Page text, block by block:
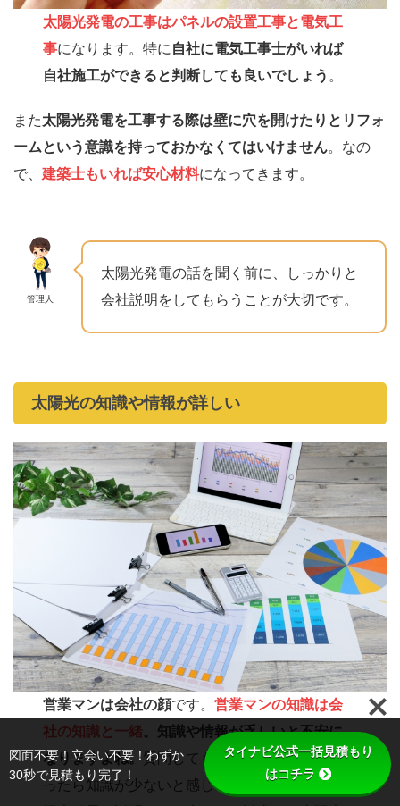
太陽光発電の工事はパネルの設置工事と電気工
事になります。特に 自社に電気工事士がいれば
自社施工ができると判断しても良いでしょう 。
また太陽光発電を工事する際は壁に穴を開けたりとリフォ
ームという意識を持っておかなくてはいけません。なの
で、 建築士もいれば安心材料になってきます。
管理人
太陽光発電の話を聞く前に、しっかりと
会社説明をしてもらうことが大切です。
太陽光の知識や情報が詳しい
営業マンは会社の顔です。営業マンの知識は会
社の知識と一緒 。知識や情報が乏しいと不安に
なりますよね。 質問してもすぐ返答もらえなか
ったら知識が少ないと感じることでしょう。太
図面不要！立会い不要！わずか
30秒で見積もり完了！
タイナビ公式一括見積もり
はコチラ